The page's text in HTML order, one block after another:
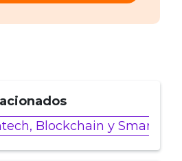
Blockchain y Smart